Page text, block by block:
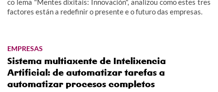
co lema "Mentes dixitais: Innovación", analizou como estes tres
factores están a redefinir o presente e o futuro das empresas.
EMPRESAS
Sistema multiaxente de Intelixencia
Artificial: de automatizar tarefas a
automatizar procesos completos